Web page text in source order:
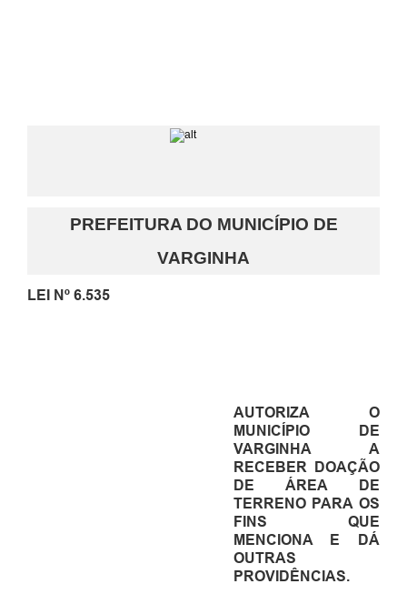
PREFEITURA DO MUNICÍPIO DE
VARGINHA
LEI Nº 6.535
AUTORIZA O
MUNICÍPIO DE
VARGINHA A
RECEBER DOAÇÃO
DE ÁREA DE
TERRENO PARA OS
FINS QUE
MENCIONA E DÁ
OUTRAS
PROVIDÊNCIAS.